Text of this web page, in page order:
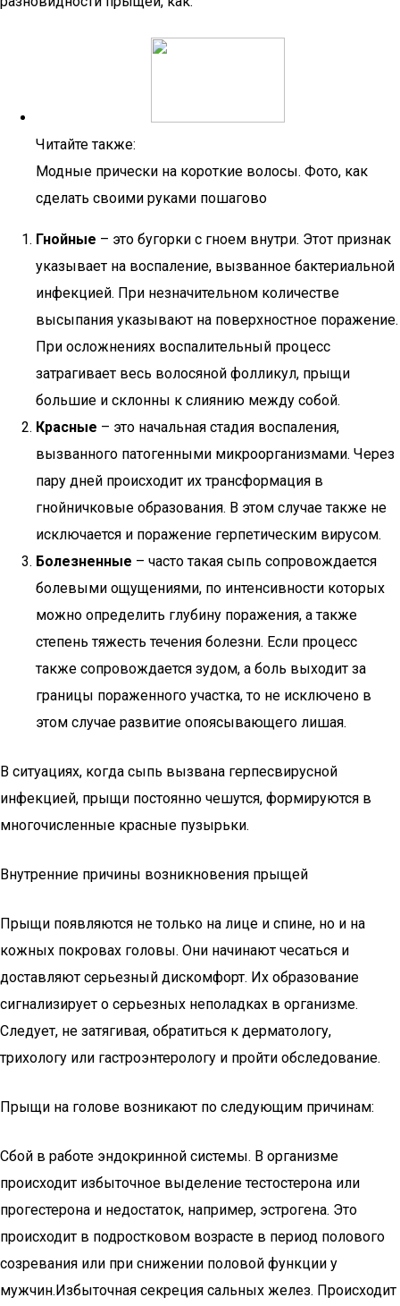
Читайте также:
Модные прически на короткие волосы. Фото, как
сделать своими руками пошагово
Гнойные – это бугорки с гноем внутри. Этот признак
указывает на воспаление, вызванное бактериальной
инфекцией. При незначительном количестве
высыпания указывают на поверхностное поражение.
При осложнениях воспалительный процесс
затрагивает весь волосяной фолликул, прыщи
большие и склонны к слиянию между собой.
Красные – это начальная стадия воспаления,
вызванного патогенными микроорганизмами. Через
пару дней происходит их трансформация в
гнойничковые образования. В этом случае также не
исключается и поражение герпетическим вирусом.
Болезненные – часто такая сыпь сопровождается
болевыми ощущениями, по интенсивности которых
можно определить глубину поражения, а также
степень тяжесть течения болезни. Если процесс
также сопровождается зудом, а боль выходит за
границы пораженного участка, то не исключено в
этом случае развитие опоясывающего лишая.
В ситуациях, когда сыпь вызвана герпесвирусной
инфекцией, прыщи постоянно чешутся, формируются в
многочисленные красные пузырьки.
Внутренние причины возникновения прыщей
Прыщи появляются не только на лице и спине, но и на
кожных покровах головы. Они начинают чесаться и
доставляют серьезный дискомфорт. Их образование
сигнализирует о серьезных неполадках в организме.
Следует, не затягивая, обратиться к дерматологу,
трихологу или гастроэнтерологу и пройти обследование.
Прыщи на голове возникают по следующим причинам:
Сбой в работе эндокринной системы. В организме
происходит избыточное выделение тестостерона или
прогестерона и недостаток, например, эстрогена. Это
происходит в подростковом возрасте в период полового
созревания или при снижении половой функции у
мужчин.Избыточная секреция сальных желез. Происходит